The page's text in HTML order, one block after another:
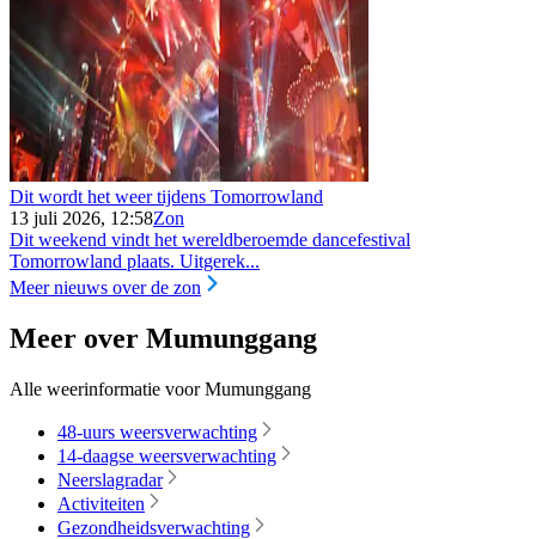
Dit wordt het weer tijdens Tomorrowland
13 juli 2026, 12:58Zon
Dit weekend vindt het wereldberoemde dancefestival
Tomorrowland plaats. Uitgerek...
Meer nieuws over de zon
Meer over Mumunggang
Alle weerinformatie voor Mumunggang
48-uurs weersverwachting
14-daagse weersverwachting
Neerslagradar
Activiteiten
Gezondheidsverwachting